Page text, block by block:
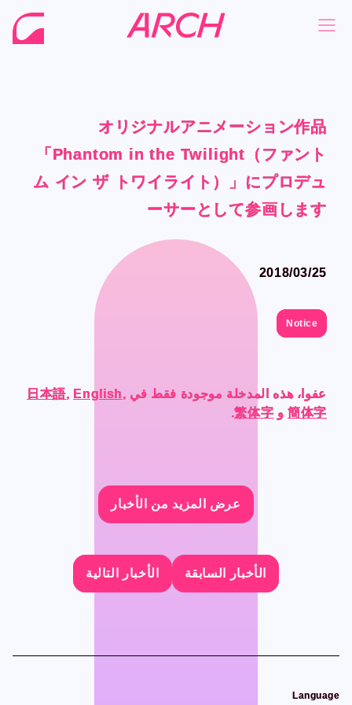
オリジナルアニメーション作品
「Phantom in the Twilight（ファント
ム イン ザ トワイライト）」にプロデュ
ーサーとして参画します
2018/03/25
عفوا، هذه المدخلة موجودة فقط في 日本語, English,
簡体字و 繁体字
.
عرض المزيد من الأخبار
الأخبار السابقة الأخبار التالية
Language
オリジナルアニメーション作品
「Phantom in the Twilight（ファント
ム イン ザ トワイライト）」にプロデュ
ーサーとして参画します
عفوا، هذه المدخلة موجودة فقط في 日本語, English,
簡体字و 繁体字
.
عرض المزيد من الأخبار
الأخبار السابقة الأخبار التالية
オリジナルアニメーション作品
「Phantom in the Twilight（ファント
ム イン ザ トワイライト）」にプロデュ
ーサーとして参画します
Notice
عفوا، هذه المدخلة موجودة فقط في 日本語, English,
簡体字و 繁体字
.
عرض المزيد من الأخبار
الأخبار السابقة الأخبار التالية
NEWS
COMPANY
PHILOSOPHY
Chinese (Trad.)
NEWS
COMPANY
PHILOSOPHY
Chinese (Trad.)
オリジナルアニメーション作品
「Phantom in the Twilight（ファント
ム イン ザ トワイライト）」にプロデュ
ーサーとして参画します
2018/03/25
Notice
عفوا، هذه المدخلة موجودة فقط في 日本語, English,
簡体字و 繁体字
.
عرض المزيد من الأخبار
الأخبار السابقة الأخبار التالية
Language